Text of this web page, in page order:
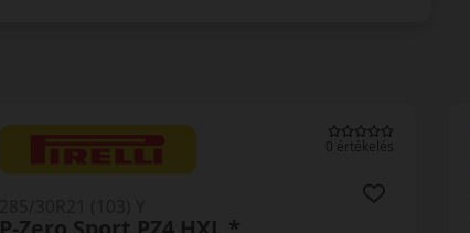
0 értékelés